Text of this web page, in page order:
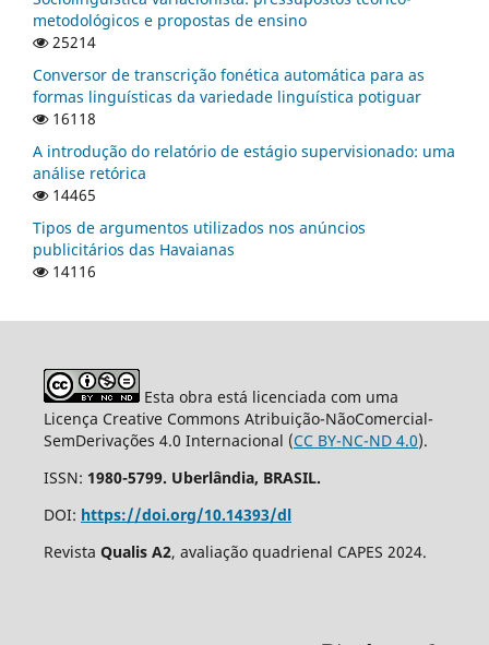
metodológicos e propostas de ensino
25214
Conversor de transcrição fonética automática para as
formas linguísticas da variedade linguística potiguar
16118
A introdução do relatório de estágio supervisionado: uma
análise retórica
14465
Tipos de argumentos utilizados nos anúncios
publicitários das Havaianas
14116
Esta obra está licenciada com uma
Licença Creative Commons Atribuição-NãoComercial-
SemDerivações 4.0 Internacional (CC BY-NC-ND 4.0).
ISSN: 1980-5799. Uberlândia, BRASIL.
DOI: https://doi.org/10.14393/dl
Revista Qualis A2, avaliação quadrienal CAPES 2024.